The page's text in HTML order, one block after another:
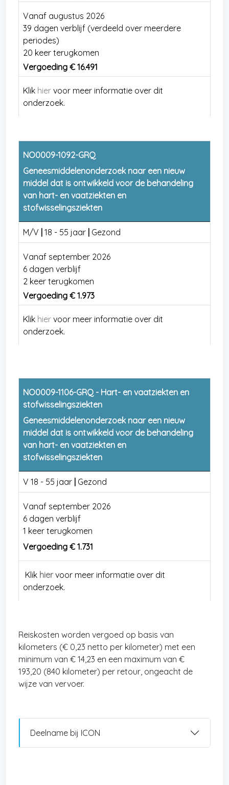
Vanaf augustus 2026
39 dagen verblijf (verdeeld over meerdere
periodes)
20 keer terugkomen
Vergoeding € 16.491
Klik hier voor meer informatie over dit
onderzoek.
NO0009-1092-GRQ
Geneesmiddelenonderzoek naar een nieuw
middel dat is ontwikkeld voor de behandeling
van hart- en vaatziekten en
stofwisselingsziekten
M/V 18 - 55 jaar Gezond
Vanaf september 2026
6 dagen verblijf
2 keer terugkomen
Vergoeding € 1.973
Klik hier voor meer informatie over dit
onderzoek.
NO0009-1106-GRQ - Hart- en vaatziekten en
stofwisselingsziekten
Geneesmiddelenonderzoek naar een nieuw
middel dat is ontwikkeld voor de behandeling
van hart- en vaatziekten en
stofwisselingsziekten
V 18 - 55 jaar Gezond
Vanaf september 2026
6 dagen verblijf
1 keer terugkomen
Vergoeding € 1.731
Klik hier voor meer informatie over dit
onderzoek.
Reiskosten worden vergoed op basis van
kilometers (€ 0,23 netto per kilometer) met een
minimum van € 14,23 en een maximum van €
193,20 (840 kilometer) per retour, ongeacht de
wijze van vervoer.
Deelname bij ICON